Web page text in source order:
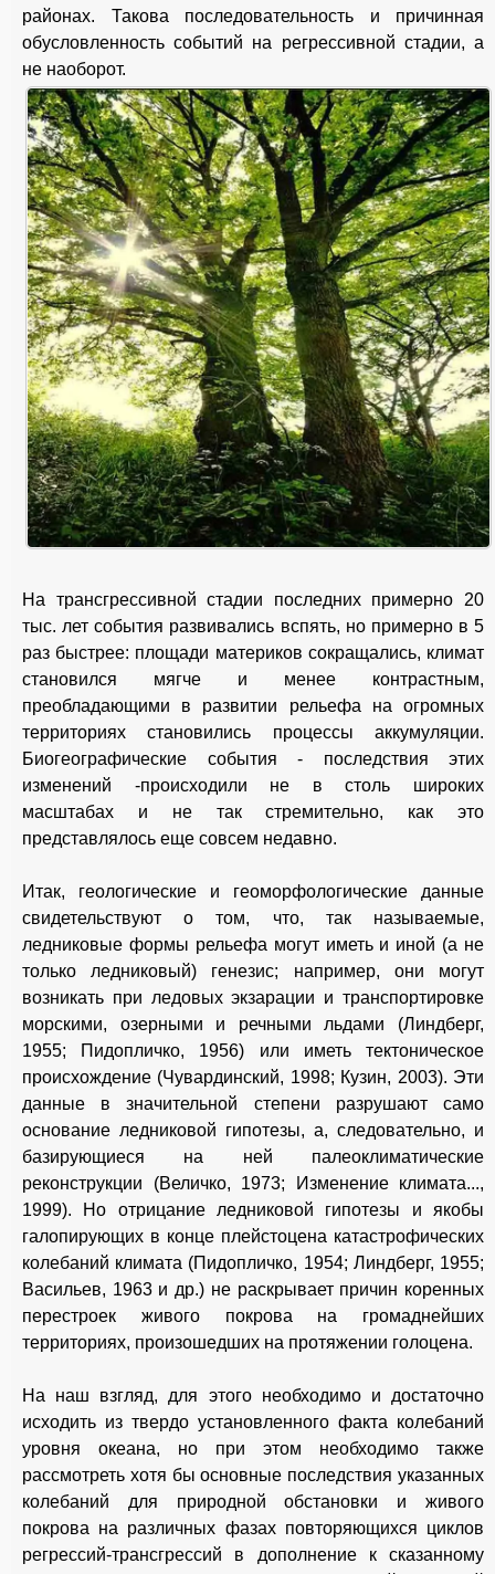
районах. Такова последовательность и причинная
обусловленность событий на регрессивной стадии, а
не наоборот.
На трансгрессивной стадии последних примерно 20
тыс. лет события развивались вспять, но примерно в 5
раз быстрее: площади материков сокращались, климат
становился мягче и менее контрастным,
преобладающими в развитии рельефа на огромных
территориях становились процессы аккумуляции.
Биогеографические события - последствия этих
изменений -происходили не в столь широких
масштабах и не так стремительно, как это
представлялось еще совсем недавно.
Итак, геологические и геоморфологические данные
свидетельствуют о том, что, так называемые,
ледниковые формы рельефа могут иметь и иной (а не
только ледниковый) генезис; например, они могут
возникать при ледовых экзарации и транспортировке
морскими, озерными и речными льдами (Линдберг,
1955; Пидопличко, 1956) или иметь тектоническое
происхождение (Чувардинский, 1998; Кузин, 2003). Эти
данные в значительной степени разрушают само
основание ледниковой гипотезы, а, следовательно, и
базирующиеся на ней палеоклиматические
реконструкции (Величко, 1973; Изменение климата...,
1999). Но отрицание ледниковой гипотезы и якобы
галопирующих в конце плейстоцена катастрофических
колебаний климата (Пидопличко, 1954; Линдберг, 1955;
Васильев, 1963 и др.) не раскрывает причин коренных
перестроек живого покрова на громаднейших
территориях, произошедших на протяжении голоцена.
На наш взгляд, для этого необходимо и достаточно
исходить из твердо установленного факта колебаний
уровня океана, но при этом необходимо также
рассмотреть хотя бы основные последствия указанных
колебаний для природной обстановки и живого
покрова на различных фазах повторяющихся циклов
регрессий-трансгрессий в дополнение к сказанному